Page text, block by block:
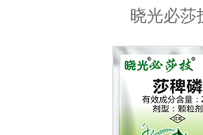
晓光必莎